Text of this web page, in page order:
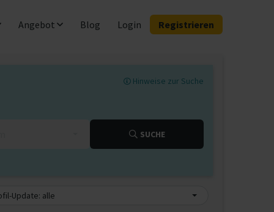
Angebot Blog Login Registrieren
Hinweise zur Suche
SUCHE
Update: alle